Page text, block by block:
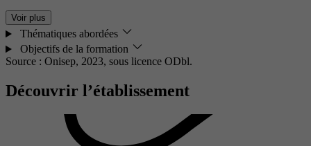
Voir plus
Thématiques abordées
Objectifs de la formation
Source : Onisep, 2023, sous licence ODbl.
Découvrir l’établissement